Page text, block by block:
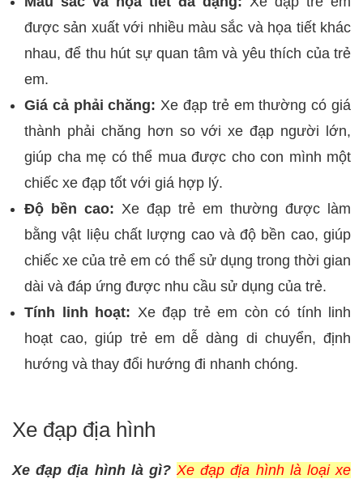
được sản xuất với nhiều màu sắc và họa tiết khác
nhau, để thu hút sự quan tâm và yêu thích của trẻ
em.
Giá cả phải chăng: Xe đạp trẻ em thường có giá
thành phải chăng hơn so với xe đạp người lớn,
giúp cha mẹ có thể mua được cho con mình một
chiếc xe đạp tốt với giá hợp lý.
Độ bền cao: Xe đạp trẻ em thường được làm
bằng vật liệu chất lượng cao và độ bền cao, giúp
chiếc xe của trẻ em có thể sử dụng trong thời gian
dài và đáp ứng được nhu cầu sử dụng của trẻ.
Tính linh hoạt: Xe đạp trẻ em còn có tính linh
hoạt cao, giúp trẻ em dễ dàng di chuyển, định
hướng và thay đổi hướng đi nhanh chóng.
Xe đạp địa hình
Xe đạp địa hình là gì? Xe đạp địa hình là loại xe